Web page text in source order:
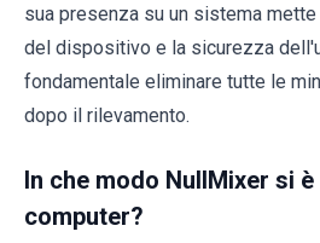
sua presenza su un sistema
del dispositivo e la sicurezza
fondamentale eliminare tutte le
dopo il rilevamento.
In che modo NullMixer si
computer?